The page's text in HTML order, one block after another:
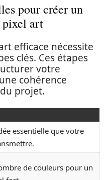
pour créer un
art
efficace nécessite
clés. Ces étapes
votre
cohérence
projet.
essentielle que votre
de couleurs pour un